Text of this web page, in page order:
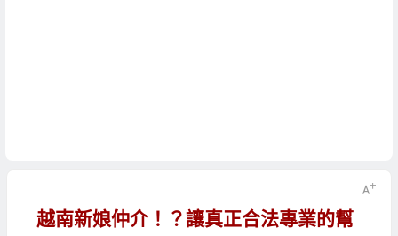
越南新娘仲介！？讓真正合法專業的幫